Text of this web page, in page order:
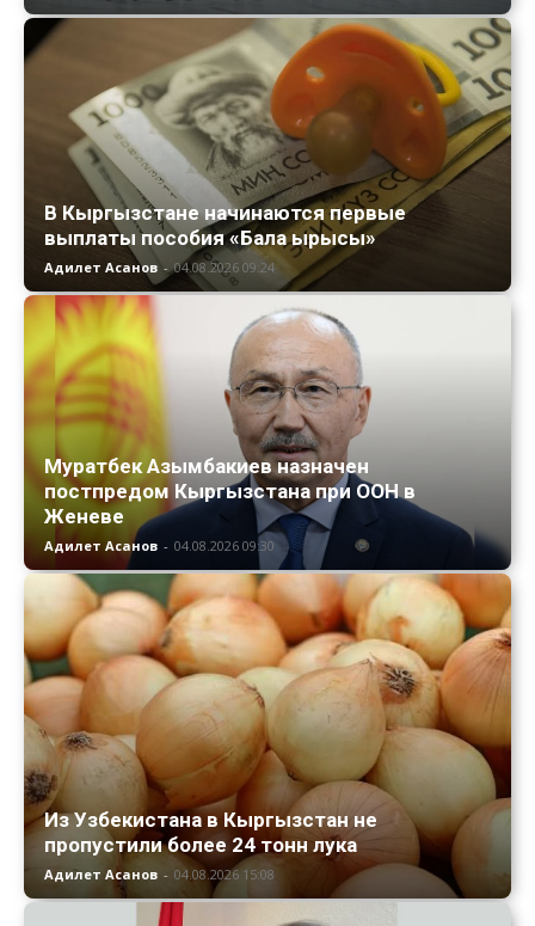
В Кыргызстане начинаются первые
выплаты пособия «Бала ырысы»
Адилет Асанов - 04.08.2026 09:24
Муратбек Азымбакиев назначен
постпредом Кыргызстана при ООН в
Женеве
Адилет Асанов - 04.08.2026 09:30
Из Узбекистана в Кыргызстан не
пропустили более 24 тонн лука
Адилет Асанов - 04.08.2026 15:08